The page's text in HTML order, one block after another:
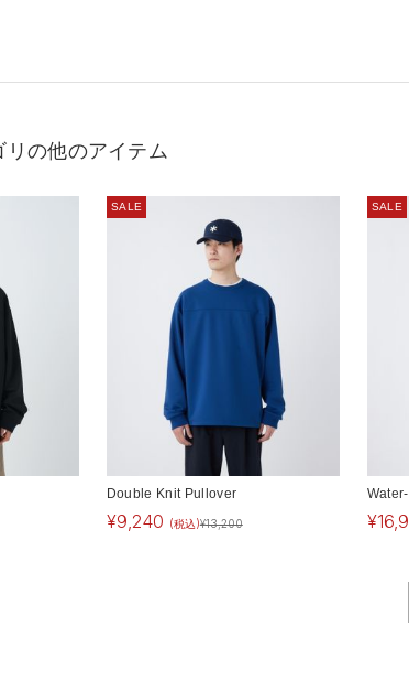
リの他のアイテム
SALE
Double Knit Pullover
¥9,240 (税込)¥13,200
SALE
¥